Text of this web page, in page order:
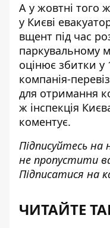
А у жовтні того
у Києві
вщент під час
паркувальному
оцінює збитки у
компанія-
для отримання
ж інспекція
коментує.
Підписуйтесь на
не пропустити
Підписатися на
ЧИТАЙТЕ